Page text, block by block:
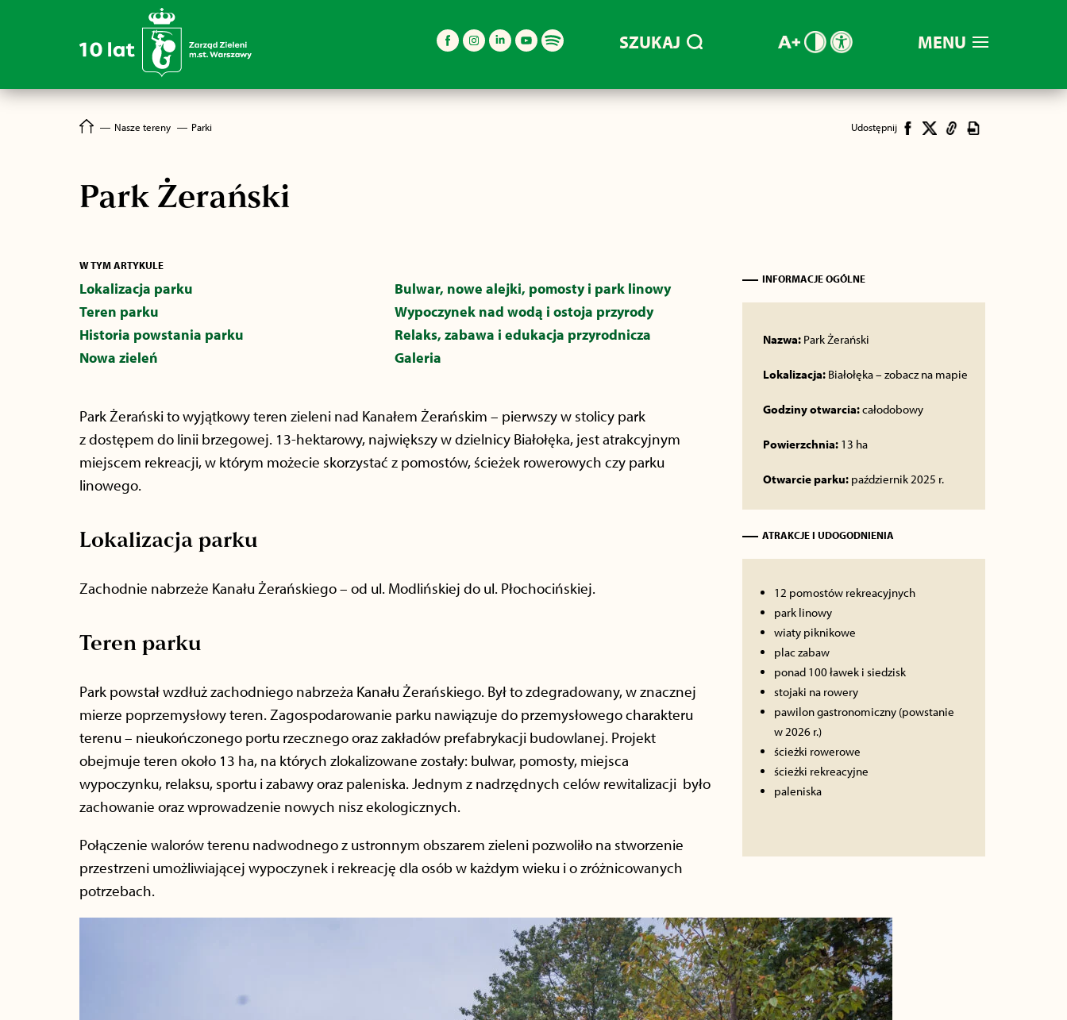
MENU
SZUKAJ
― Nasze tereny ― Parki Udostępnij
Park Żerański
W TYM ARTYKULE
Lokalizacja parku
Teren parku
Historia powstania parku
Nowa zieleń
Bulwar, nowe alejki, pomosty i park linowy
Wypoczynek nad wodą i ostoja przyrody
Relaks, zabawa i edukacja przyrodnicza
Galeria
Park Żerański to wyjątkowy teren zieleni nad Kanałem Żerańskim – pierwszy w stolicy park
z dostępem do linii brzegowej. 13-hektarowy, największy w dzielnicy Białołęka, jest atrakcyjnym
miejscem rekreacji, w którym możecie skorzystać z pomostów, ścieżek rowerowych czy parku
linowego.
Lokalizacja parku
Zachodnie nabrzeże Kanału Żerańskiego – od ul. Modlińskiej do ul. Płochocińskiej.
Teren parku
Park powstał wzdłuż zachodniego nabrzeża Kanału Żerańskiego. Był to zdegradowany, w znacznej
mierze poprzemysłowy teren. Zagospodarowanie parku nawiązuje do przemysłowego charakteru
terenu – nieukończonego portu rzecznego oraz zakładów prefabrykacji budowlanej. Projekt
obejmuje teren około 13 ha, na których zlokalizowane zostały: bulwar, pomosty, miejsca
wypoczynku, relaksu, sportu i zabawy oraz paleniska. Jednym z nadrzędnych celów rewitalizacji było
zachowanie oraz wprowadzenie nowych nisz ekologicznych.
Połączenie walorów terenu nadwodnego z ustronnym obszarem zieleni pozwoliło na stworzenie
przestrzeni umożliwiającej wypoczynek i rekreację dla osób w każdym wieku i o zróżnicowanych
potrzebach.
INFORMACJE OGÓLNE
Nazwa:Park Żerański
Lokalizacja:Białołęka – zobacz na mapie
Godziny otwarcia:całodobowy
Powierzchnia:13 ha
Otwarcie parku:październik 2025 r.
ATRAKCJE I UDOGODNIENIA
12 pomostów rekreacyjnych
park linowy
wiaty piknikowe
plac zabaw
ponad 100 ławek i siedzisk
stojaki na rowery
pawilon gastronomiczny (powstanie
w 2026 r.)
ścieżki rowerowe
ścieżki rekreacyjne
paleniska